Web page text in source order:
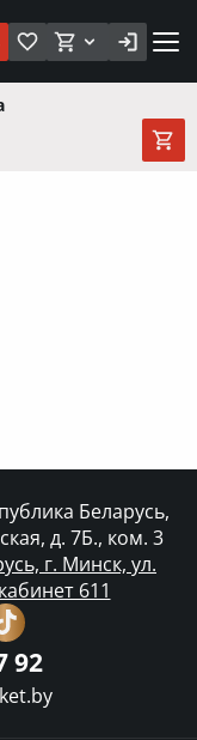
Беларусь,
д. 7Б., ком. 3
г. Минск, ул.
611
92